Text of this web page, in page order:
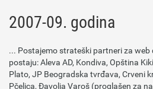
2007-09. godina
... Postajemo strateški partneri za
postaju: Aleva AD, Kondiva, Opština
Plato, JP Beogradska tvrđava, Crveni
Pčelica, Đavolja Varoš (proglašen za